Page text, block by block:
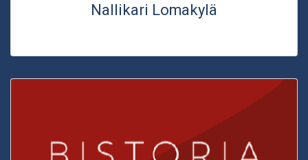
Nallikari Lomakylä